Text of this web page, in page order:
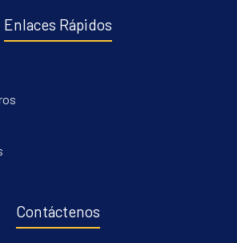
Enlaces Rápidos
Contáctenos